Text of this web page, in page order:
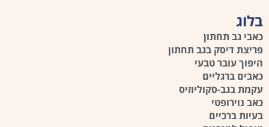
בלוג
כאבי גב תחתון
פריצת דיסק בגב תחתון
היפוך עובר טבעי
כאבים ברגליים
עקמת בגב-סקוליוזיס
כאב נוירופטי
בעיות ברכיים